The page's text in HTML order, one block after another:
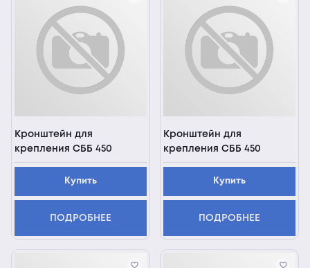
Кронштейн для
крепления СББ 450
Купить
ПОДРОБНЕЕ
Кронштейн для
крепления СББ 450
Купить
ПОДРОБНЕЕ